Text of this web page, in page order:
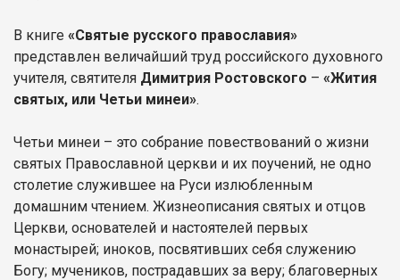
В книге «Святые русского православия»
представлен величайший труд российского духовного
учителя, святителя Димитрия Ростовского – «Жития
святых, или Четьи минеи».
Четьи минеи – это собрание повествований о жизни
святых Православной церкви и их поучений, не одно
столетие служившее на Руси излюбленным
домашним чтением. Жизнеописания святых и отцов
Церкви, основателей и настоятелей первых
монастырей; иноков, посвятивших себя служению
Богу; мучеников, пострадавших за веру; благоверных